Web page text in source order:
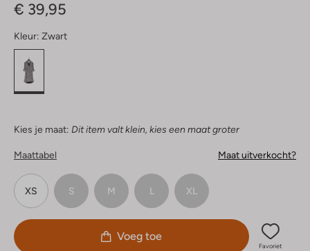
€ 39,95
Kleur: Zwart
Kies je maat: Dit item valt klein, kies een maat groter
Maattabel Maat uitverkocht?
XS S M L XL
Voeg toe
Favoriet